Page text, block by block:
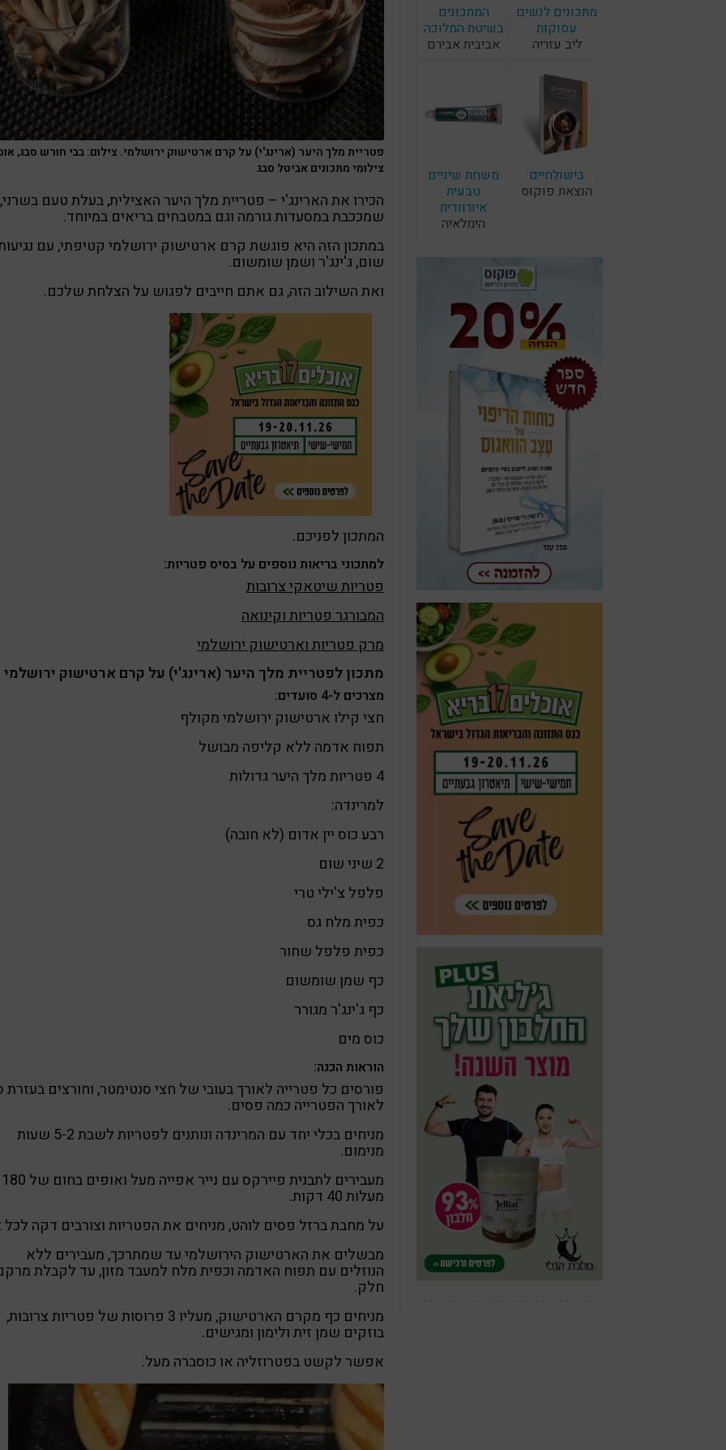
מתכונים לנשים
עסוקות
ליב עזריה
המתכונים
בשיטת המלוכה
אביבית אבירם
בישולחיים
הוצאת פוקוס
משחת שיניים
טבעית
איורוודית
הימלאיה
פטריית מלך היער (ארינג'י) על קרם ארטישוק ירושלמי. צילום: בבי חורש סבג,
צילומי מתכונים אביטל סבג
הכירו את הארינג'י – פטריית מלך היער האצילית, בעלת טעם בשרני,
שמככבת במסעדות גורמה וגם במטבחים בריאים במיוחד.
במתכון הזה היא פוגשת קרם ארטישוק ירושלמי קטיפתי, עם
שום, ג'ינג'ר ושמן שומשום.
ואת השילוב הזה, גם אתם חייבים לפגוש על הצלחת שלכם.
המתכון לפניכם.
למתכוני בריאות נוספים על בסיס פטריות:
פטריות שיטאקי צרובות
המבורגר פטריות וקינואה
מרק פטריות וארטישוק ירושלמי
מתכון לפטריית מלך היער (ארינג'י) על קרם ארטישוק ירושלמי
מצרכים ל-4 סועדים:
חצי קילו ארטישוק ירושלמי מקולף
תפוח אדמה ללא קליפה מבושל
4 פטריות מלך היער גדולות
למרינדה:
רבע כוס יין אדום (לא חובה)
2 שיני שום
פלפל צ'ילי טרי
כפית מלח גס
כפית פלפל שחור
כף שמן שומשום
כף ג'ינג'ר מגורר
כוס מים
הוראות הכנה:
פורסים כל פטרייה לאורך בעובי של חצי סנטימטר, וחורצים בעזרת
לאורך הפטרייה כמה פסים.
מניחים בכלי יחד עם המרינדה ונותנים לפטריות לשבת 5-2 שעות
מנימום.
מעבירים לתבנית פיירקס עם נייר אפייה מעל ואופים בחום של 180
מעלות 40 דקות.
על מחבת ברזל פסים לוהט, מניחים את הפטריות וצורבים דקה לכל
מבשלים את הארטישוק הירושלמי עד שמתרכך, מעבירים ללא
הנוזלים עם תפוח האדמה וכפית מלח למעבד מזון, עד לקבלת
חלק.
מניחים כף מקרם הארטישוק, מעליו 3 פרוסות של פטריות צרובות,
בוזקים שמן זית ולימון ומגישים.
אפשר לקשט בפטרוזליה או כוסברה מעל.
נגן
וידאו